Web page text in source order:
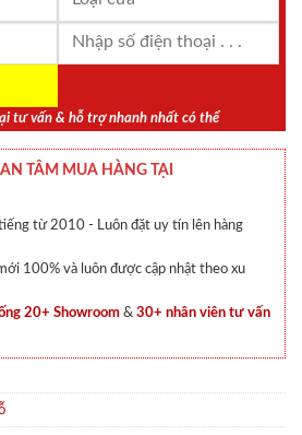
tư vấn & hỗ trợ nhanh nhất có thể
AN TÂM MUA HÀNG TẠI
tiếng từ 2010 - Luôn đặt uy tín lên hàng
100% và luôn được cập nhật theo xu
20+ Showroom & 30+ nhân viên tư vấn